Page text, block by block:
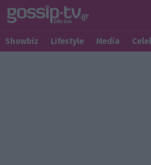
Showbiz Lifestyle Media